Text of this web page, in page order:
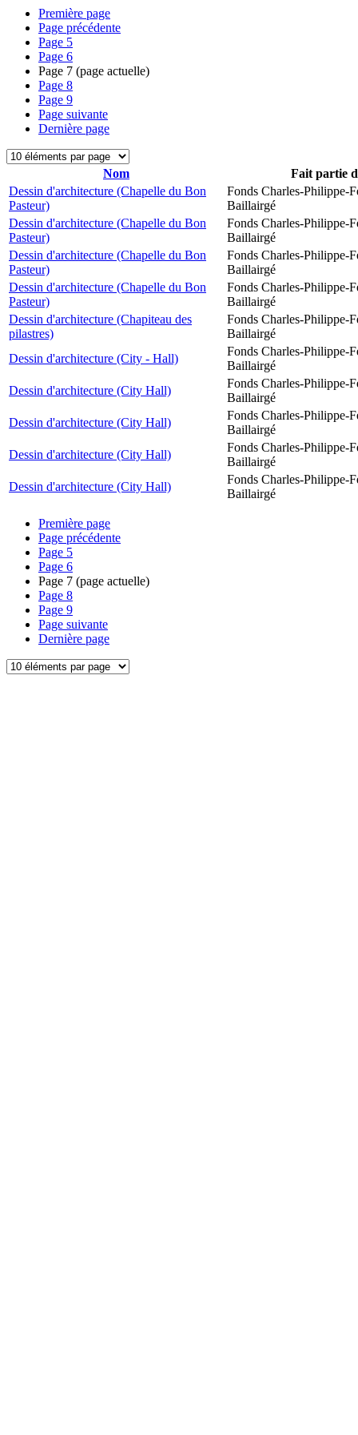
Première page
Page précédente
Page 5
Page 6
Page 7 (page actuelle)
Page 8
Page 9
Page suivante
Dernière page
Nom
Fait partie
Dessin d'architecture (Chapelle du Bon
Pasteur)
Fonds Charles-Philippe-
Baillairgé
Dessin d'architecture (Chapelle du Bon
Pasteur)
Fonds Charles-Philippe-
Baillairgé
Dessin d'architecture (Chapelle du Bon
Pasteur)
Fonds Charles-Philippe-
Baillairgé
Dessin d'architecture (Chapelle du Bon
Pasteur)
Fonds Charles-Philippe-
Baillairgé
Dessin d'architecture (Chapiteau des
pilastres)
Fonds Charles-Philippe-
Baillairgé
Dessin d'architecture (City - Hall)
Fonds Charles-Philippe-
Baillairgé
Dessin d'architecture (City Hall)
Fonds Charles-Philippe-
Baillairgé
Dessin d'architecture (City Hall)
Fonds Charles-Philippe-
Baillairgé
Dessin d'architecture (City Hall)
Fonds Charles-Philippe-
Baillairgé
Dessin d'architecture (City Hall)
Fonds Charles-Philippe-
Baillairgé
Première page
Page précédente
Page 5
Page 6
Page 7 (page actuelle)
Page 8
Page 9
Page suivante
Dernière page